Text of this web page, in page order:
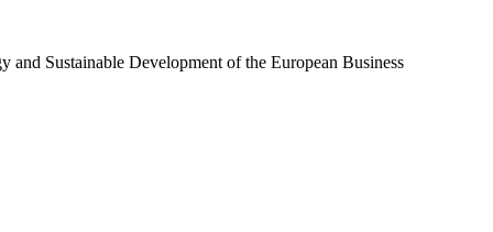
Sustainable Development of the European Business